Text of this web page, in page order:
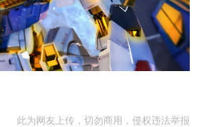
此为网友上传，切勿商用，侵权违法举报